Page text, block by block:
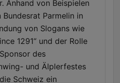
Anhand von Beispielen
Parmelin in
von Slogans wie
1291“ und der Rolle
des
und Älplerfestes
Schweiz ein